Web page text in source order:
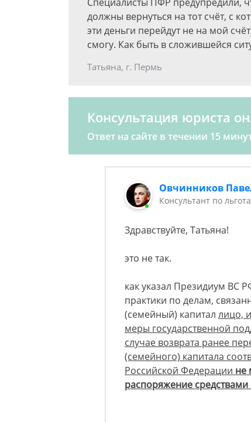
должны вернуться на тот счёт, с
эти деньги перейдут не на мой
смогу. Как быть в сложившейся
Татьяна, г. Пермь
Консультация юриста
Ответ на сайте в течении 15
Овчинников
Консультант по
Здравствуйте, Татьяна!
это не так.
как указал Президиум ВС
практики по делам,
(семейный) капитал лицо,
меры государственной
случае возврата ранее
(семейного) капитала
Российской Федерации не
распоряжение